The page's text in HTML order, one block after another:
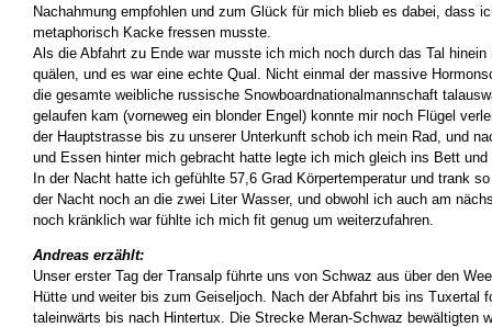
Nachahmung empfohlen und zum Glück für mich blieb es dabei, dass
metaphorisch Kacke fressen musste.
Als die Abfahrt zu Ende war musste ich mich noch durch das Tal hinein
quälen, und es war eine echte Qual. Nicht einmal der massive
die gesamte weibliche russische Snowboardnationalmannschaft
gelaufen kam (vorneweg ein blonder Engel) konnte mir noch Flügel
der Hauptstrasse bis zu unserer Unterkunft schob ich mein Rad, und
und Essen hinter mich gebracht hatte legte ich mich gleich ins Bett
In der Nacht hatte ich gefühlte 57,6 Grad Körpertemperatur und trank
der Nacht noch an die zwei Liter Wasser, und obwohl ich auch am
noch kränklich war fühlte ich mich fit genug um weiterzufahren.
Andreas erzählt:
Unser erster Tag der Transalp führte uns von Schwaz aus über den
Hütte und weiter bis zum Geiseljoch. Nach der Abfahrt bis ins Tuxertal
taleinwärts bis nach Hintertux. Die Strecke Meran-Schwaz bewältigten